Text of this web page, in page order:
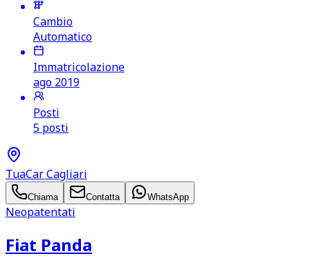
Cambio
Automatico
Immatricolazione
ago 2019
Posti
5 posti
TuaCar Cagliari
Chiama Contatta WhatsApp
Neopatentati
Fiat Panda